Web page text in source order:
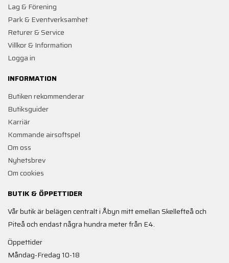
Lag & Förening
Park & Eventverksamhet
Returer & Service
Villkor & Information
Logga in
INFORMATION
Butiken rekommenderar
Butiksguider
Karriär
Kommande airsoftspel
Om oss
Nyhetsbrev
Om cookies
BUTIK & ÖPPETTIDER
Vår butik är belägen centralt i Åbyn mitt emellan Skellefteå och
Piteå och endast några hundra meter från E4.
Öppettider
Måndag-Fredag 10-18